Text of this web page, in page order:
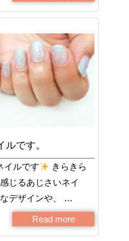
です。
イルです
きらきら
じるあじさいネイ
デザインや、 …
Read more